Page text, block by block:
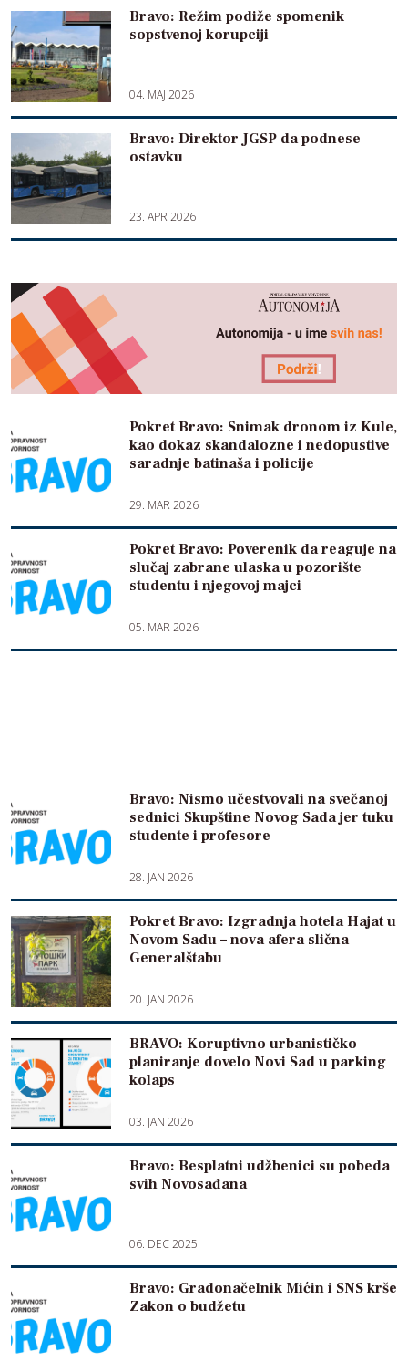
Bravo: Režim podiže spomenik
sopstvenoj korupciji
04. MAJ 2026
Bravo: Direktor JGSP da podnese
ostavku
23. APR 2026
Pokret Bravo: Snimak dronom iz Kule,
kao dokaz skandalozne i nedopustive
saradnje batinaša i policije
29. MAR 2026
Pokret Bravo: Poverenik da reaguje na
slučaj zabrane ulaska u pozorište
studentu i njegovoj majci
05. MAR 2026
Bravo: Nismo učestvovali na svečanoj
sednici Skupštine Novog Sada jer tuku
studente i profesore
28. JAN 2026
Pokret Bravo: Izgradnja hotela Hajat u
Novom Sadu – nova afera slična
Generalštabu
20. JAN 2026
BRAVO: Koruptivno urbanističko
planiranje dovelo Novi Sad u parking
kolaps
03. JAN 2026
Bravo: Besplatni udžbenici su pobeda
svih Novosađana
06. DEC 2025
Bravo: Gradonačelnik Mićin i SNS krše
Zakon o budžetu